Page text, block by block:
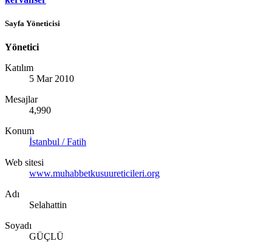
Sayfa Yöneticisi
Yönetici
Katılım
5 Mar 2010
Mesajlar
4,990
Konum
İstanbul / Fatih
Web sitesi
www.muhabbetkusuureticileri.org
Adı
Selahattin
Soyadı
GÜÇLÜ